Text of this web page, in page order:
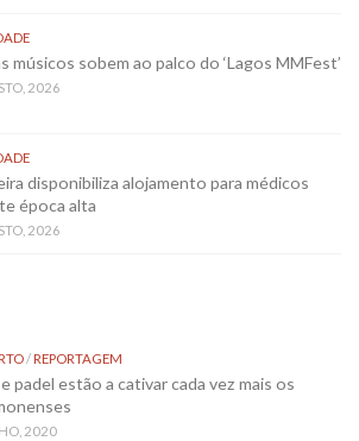
músicos sobem ao palco do ‘Lagos MMFest’
2026
disponibiliza alojamento para médicos
época alta
2026
/REPORTAGEM
padel estão a cativar cada vez mais os
2020